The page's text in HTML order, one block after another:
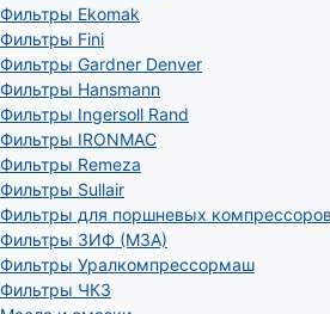
Фильтры Ekomak
Фильтры Fini
Фильтры Gardner Denver
Фильтры Hansmann
Фильтры Ingersoll Rand
Фильтры IRONMAC
Фильтры Remeza
Фильтры Sullair
Фильтры для поршневых компрессоров
Фильтры ЗИФ (МЗА)
Фильтры Уралкомпрессормаш
Фильтры ЧКЗ